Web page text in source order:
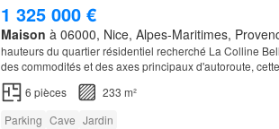
1 325 000 €
Maison à 06000, Nice, Alpes-Maritimes,
hauteurs du quartier résidentiel recherché La Colline
des commodités et des axes principaux d'autoroute,
sous-sol/garage de plus de 160 m² vient compléter la
6 pièces
233 m²
Parking Cave Jardin